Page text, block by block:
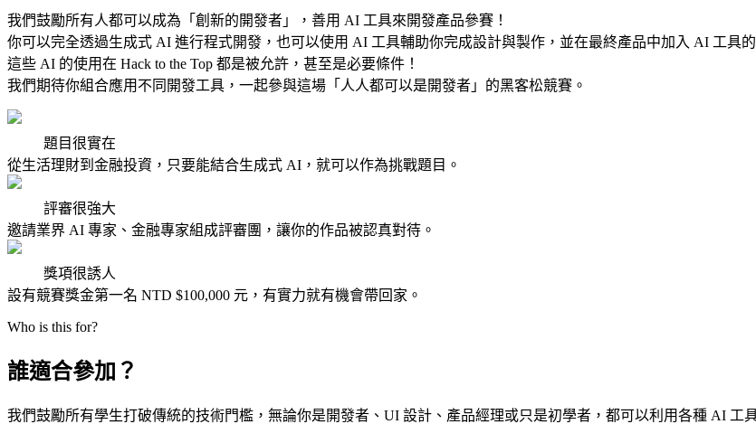
我們鼓勵所有人都可以成為「創新的開發者」，善用 AI 工具來開發產品參賽！
你可以完全透過生成式 AI 進行程式開發，也可以使用 AI 工具輔助你完成設計與製作，並在最終產品中加入 AI 工具的
這些 AI 的使用在 Hack to the Top 都是被允許，甚至是必要條件！
我們期待你組合應用不同開發工具，一起參與這場「人人都可以是開發者」的黑客松競賽。
題目很實在
從生活理財到金融投資，只要能結合生成式 AI，就可以作為挑戰題目。
評審很強大
邀請業界 AI 專家、金融專家組成評審團，讓你的作品被認真對待。
獎項很誘人
設有競賽獎金第一名 NTD $100,000 元，有實力就有機會帶回家。
Who is this for?
誰適合參加？
我們鼓勵所有學生打破傳統的技術門檻，無論你是開發者、UI 設計、產品經理或只是初學者，都可以利用各種 AI 工具